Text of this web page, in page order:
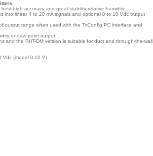
high accuracy and great stability relative humidity
into linear 4 to 20 mA signals and optional 0 to 10 Vdc output
output range when used with the TxConfig PC interface and
or dew point output.
and the RHT-DM version is suitable for duct and through-the-wall
Vdc (model 0-10 V)